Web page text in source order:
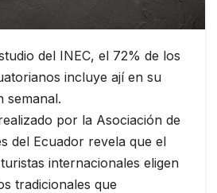
del INEC, el 72% de los
incluye ají en su
semanal.
por la Asociación de
del Ecuador revela que el
internacionales eligen
tradicionales que